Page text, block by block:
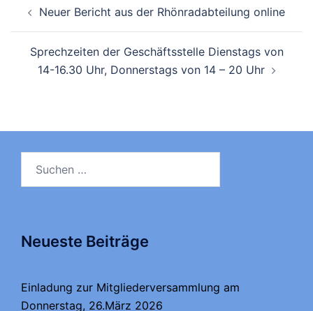
Neuer Bericht aus der Rhönradabteilung online
Sprechzeiten der Geschäftsstelle Dienstags von
14-16.30 Uhr, Donnerstags von 14 – 20 Uhr
Neueste Beiträge
Einladung zur Mitgliederversammlung am
Donnerstag, 26.März 2026